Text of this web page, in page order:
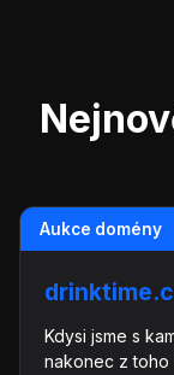
Aukce domény
Kdysi jsme s
nakonec z toho